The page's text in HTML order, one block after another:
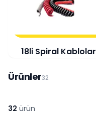
18li Spiral Kablolar
Ürünler32
32 ürün